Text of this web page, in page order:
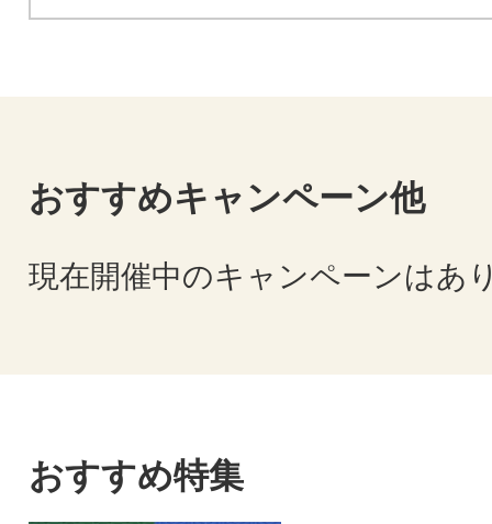
おすすめキャンペーン他
現在開催中のキャンペーンはあ
おすすめ特集